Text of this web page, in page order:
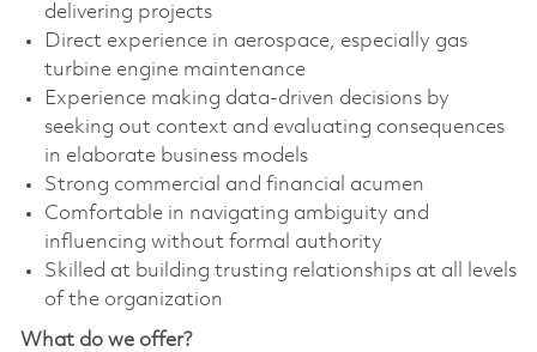
delivering projects
Direct experience in aerospace, especially gas
turbine engine maintenance
Experience making data-driven decisions by
seeking out context and evaluating consequences
in elaborate business models
Strong commercial and financial acumen
Comfortable in navigating ambiguity and
influencing without formal authority
Skilled at building trusting relationships at all levels
of the organization
What do we offer?